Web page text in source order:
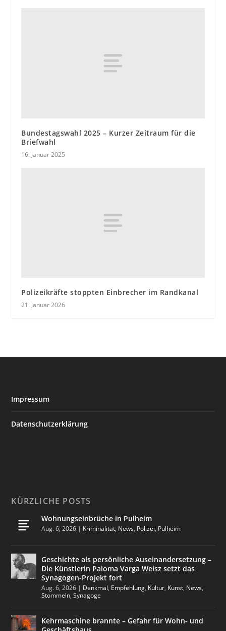
Bundestagswahl 2025 – Kurzer Zeitraum für die
Briefwahl
16. Januar 2025
Polizeikräfte stoppten Einbrecher im Randkanal
21. Januar 2026
Impressum
Datenschutzerklärung
KÜRZLICHE POSTS
Wohnungseinbrüche in Pulheim
Aug. 6, 2026 | Kriminalität, News, Polizei, Pulheim
Geschichte als persönliche Auseinandersetzung –
Die Künstlerin Paloma Varga Weisz setzt das
Synagogen-Projekt fort
Aug. 6, 2026 | Denkmal, Empfehlung, Kultur, Kunst, News,
Stommeln,Synagoge
Kehrmaschine brannte – Gefahr für Wohn- und